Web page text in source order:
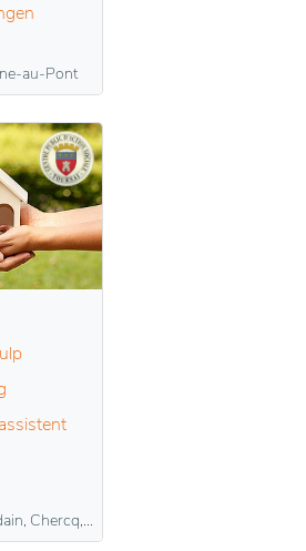
au-Pont
Chin, Rumes, Rumillies, Saint-Maur, Taintignies, Templeuve, Thimougies, Tournai, Vaulx, Vezon, Warchin, Willemeau